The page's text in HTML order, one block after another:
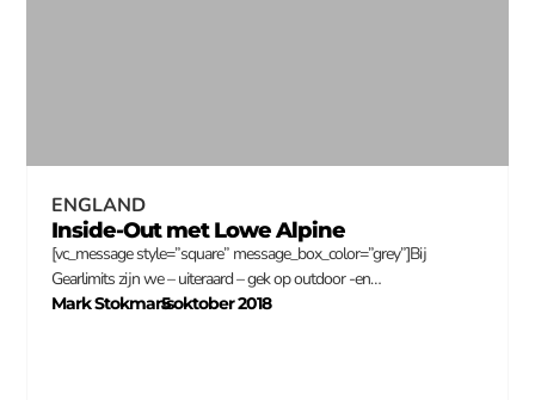
ENGLAND
Inside-Out met Lowe Alpine
[vc_message style=”square” message_box_color=”grey”]Bij
Gearlimits zijn we – uiteraard – gek op outdoor -en…
Mark Stokmans
–
5 oktober 2018